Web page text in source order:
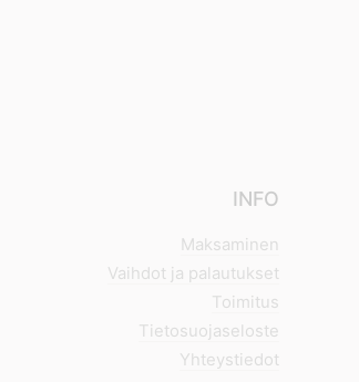
INFO
Maksaminen
Vaihdot ja palautukset
Toimitus
Tietosuojaseloste
Yhteystiedot